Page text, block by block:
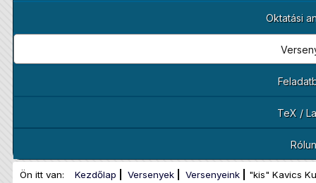
Oktatási
TeX /
Ön itt van: Kezdőlap Versenyek Versenyeink "kis" Kavics